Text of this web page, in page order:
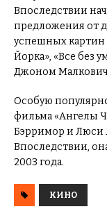
Впоследствии
предложения от
успешных картин
Йорка», «Все без
Джоном
Особую
фильма «Ангелы
Бэрримор и Люси
Впоследствии,
2003 года.
КИНО